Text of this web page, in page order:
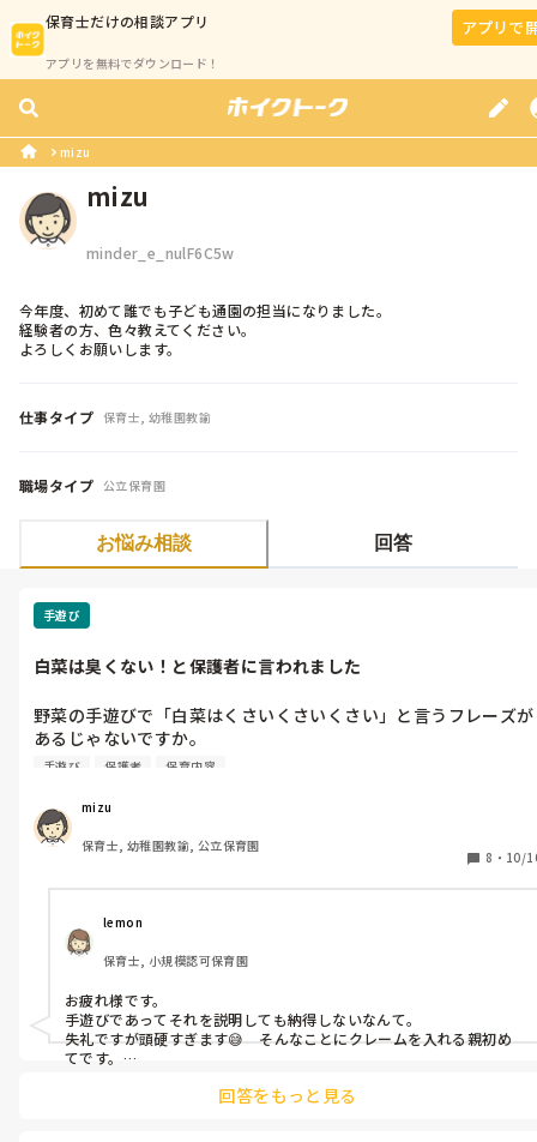
保育士だけの相談アプリ
アプリを無料でダウンロード！
アプリで
mizu
mizu
minder_e_nulF6C5w
今年度、初めて誰でも子ども通園の担当になりました。
経験者の方、色々教えてください。
よろしくお願いします。
仕事タイプ 保育士, 幼稚園教諭
職場タイプ 公立保育園
お悩み相談 回答
手遊び
白菜は臭くない！と保護者に言われました
野菜の手遊びで「白菜はくさいくさいくさい」と言うフレーズが
あるじゃないですか。
「白菜は臭くないのにそんな風に教えないで欲しい」と保護者か
あれって言葉の韻を楽しむ手遊びだと思うので、その事を保護者
に伝えた上で、確かにそうですよね〜と保護者には話したのです
が、イマイチ納得してもらえませんでした😅
手遊び 保護者 保育内容
mizu
保育士, 幼稚園教諭, 公立保育園
8 ・ 10/
lemon
保育士, 小規模認可保育園
お疲れ様です。
手遊びであってそれを説明しても納得しないなんて。
失礼ですが頭硬すぎます😅　そんなことにクレームを入れる親初め
てです。
回答をもっと見る